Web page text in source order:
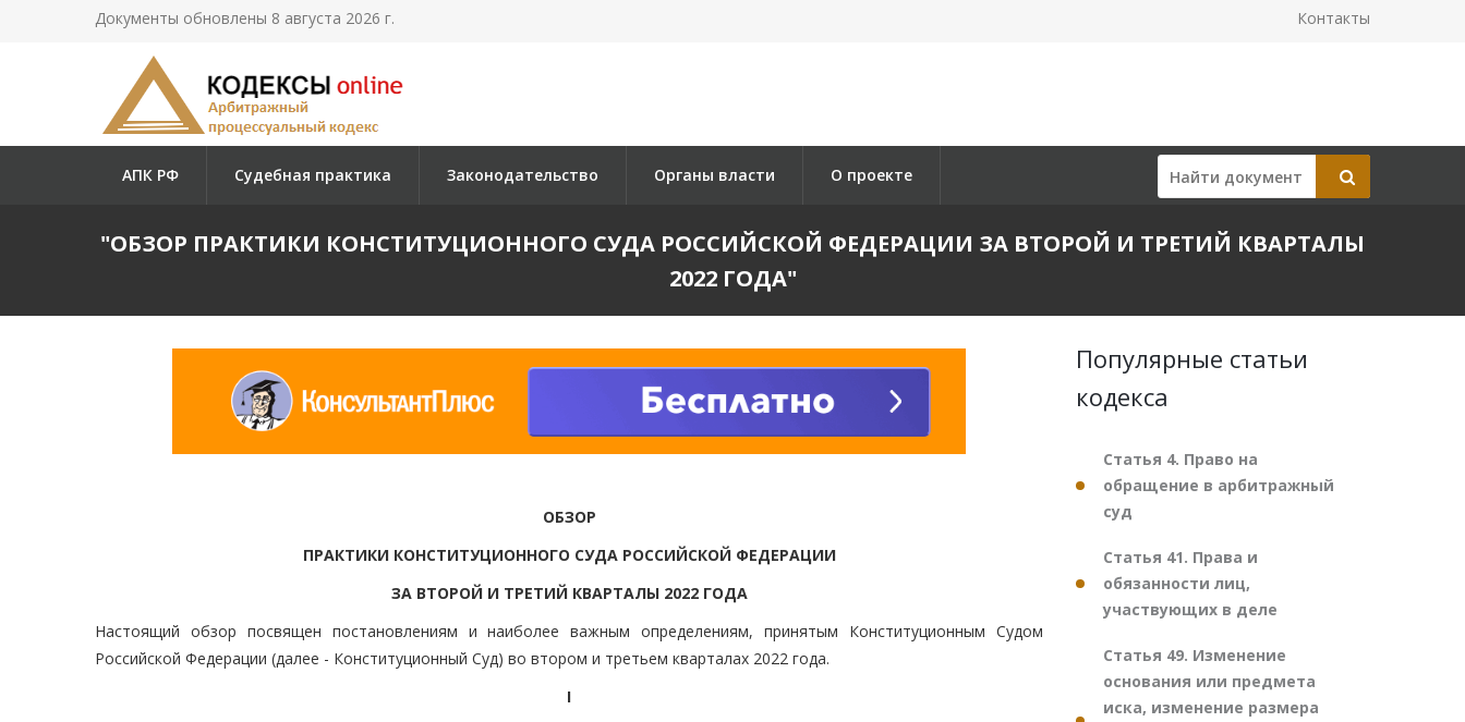
Документы обновлены 8 августа 2026 г. Контакты
АПК РФ Судебная практика Законодательство Органы власти О проекте
"ОБЗОР ПРАКТИКИ КОНСТИТУЦИОННОГО СУДА РОССИЙСКОЙ ФЕДЕРАЦИИ ЗА ВТОРОЙ И ТРЕТИЙ КВАРТАЛЫ
2022 ГОДА"
ОБЗОР
ПРАКТИКИ КОНСТИТУЦИОННОГО СУДА РОССИЙСКОЙ ФЕДЕРАЦИИ
ЗА ВТОРОЙ И ТРЕТИЙ КВАРТАЛЫ 2022 ГОДА
Настоящий обзор посвящен постановлениям и наиболее важным определениям, принятым Конституционным Судом
Российской Федерации (далее - Конституционный Суд) во втором и третьем кварталах 2022 года.
I
Популярные статьи
кодекса
Статья 4. Право на
обращение в арбитражный
суд
Статья 41. Права и
обязанности лиц,
участвующих в деле
Статья 49. Изменение
основания или предмета
иска, изменение размера